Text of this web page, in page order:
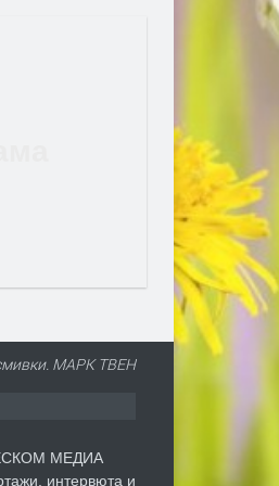
МАРК ТВЕН
ЕСКОМ МЕДИА
интервюта и